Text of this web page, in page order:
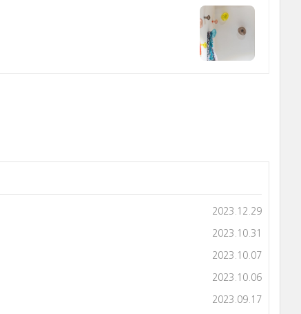
2023.12.29
2023.10.31
2023.10.07
2023.10.06
2023.09.17